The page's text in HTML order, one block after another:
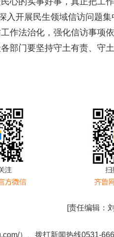
入开展民生领域信访问题
作法治化，强化信访事项
部门要坚持守土有责、守
[责任编辑：
）、拨打新闻热线0531-